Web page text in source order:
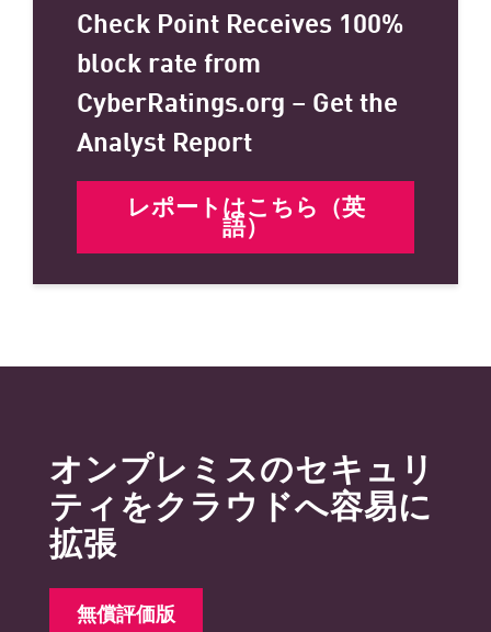
Check Point Receives 100%
block rate from
CyberRatings.org – Get the
Analyst Report
レポートはこちら（英
語）
オンプレミスのセキュリ
ティをクラウドへ容易に
拡張
無償評価版